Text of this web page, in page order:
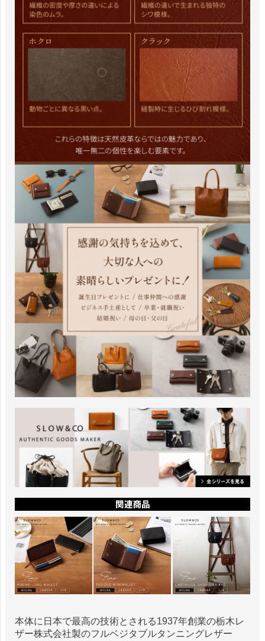
本体に日本で最高の技術とされる1937年創業の栃木レ
ザー株式会社製のフルベジタブルタンニングレザー